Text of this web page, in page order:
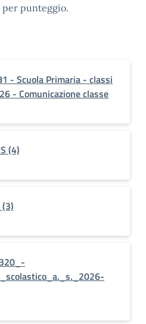
punteggio.
- Scuola Primaria - classi
- Comunicazione classe
(4)
(3)